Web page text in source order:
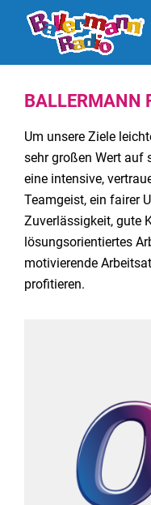
BALLERMANN
Um unsere Ziele
sehr großen Wert auf
eine intensive,
Teamgeist, ein fairer
Zuverlässigkeit, gute
lösungsorientiertes
motivierende
profitieren.